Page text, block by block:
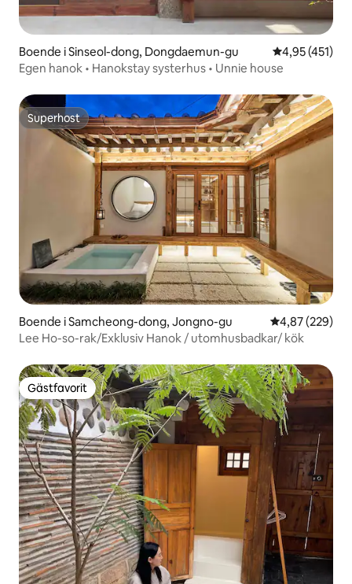
Boende i Sinseol-dong, Dongdaemun-gu 4,95 av 5 i
4,95 (451)
Egen hanok • Hanokstay systerhus • Unnie house
Superhost
Superhost
Boende i Samcheong-dong, Jongno-gu 4,87 av 5 i
4,87 (229)
Lee Ho-so-rak/Exklusiv Hanok / utomhusbadkar/ kök
Gästfavorit
Gästfavorit